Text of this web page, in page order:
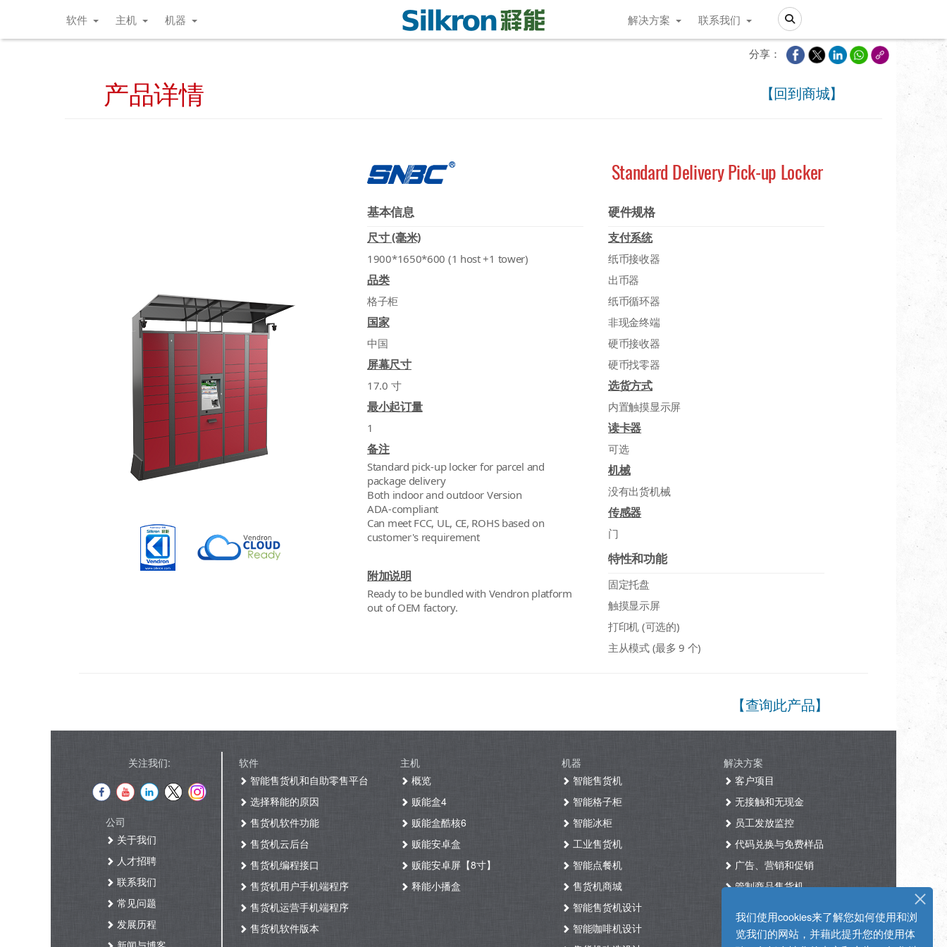
Search
软件 主机 机器 解决方案 联系我们
我们使用cookies来了解您如何使用和浏
览我们的网站，并藉此提升您的使用体
分享：
产品详情 【回到商城】
Standard Delivery Pick-up Locker
基本信息
尺寸 (毫米)
1900*1650*600 (1 host +1 tower)
品类
格子柜
国家
中国
屏幕尺寸
17.0 寸
最小起订量
1
备注
Standard pick-up locker for parcel and
package delivery
Both indoor and outdoor Version
ADA-compliant
Can meet FCC, UL, CE, ROHS based on
customer's requirement
附加说明
Ready to be bundled with Vendron platform
out of OEM factory.
硬件规格
支付系统
纸币接收器
出币器
纸币循环器
非现金终端
硬币接收器
硬币找零器
选货方式
内置触摸显示屏
读卡器
可选
机械
没有出货机械
传感器
门
特性和功能
固定托盘
触摸显示屏
打印机 (可选的)
主从模式 (最多 9 个)
【查询此产品】
关注我们:
公司
关于我们
人才招聘
联系我们
常见问题
发展历程
软件
智能售货机和自助零售平台
选择释能的原因
售货机软件功能
售货机云后台
售货机编程接口
售货机用户手机端程序
售货机运营手机端程序
售货机软件版本
主机
概览
贩能盒4
贩能盒酷核6
贩能安卓盒
贩能安卓屏【8寸】
释能小播盒
机器
智能售货机
智能格子柜
智能冰柜
工业售货机
智能点餐机
售货机商城
智能售货机设计
智能咖啡机设计
解决方案
客户项目
无接触和无现金
员工发放监控
代码兑换与免费样品
广告、营销和促销
管制商品售货机
咖啡机